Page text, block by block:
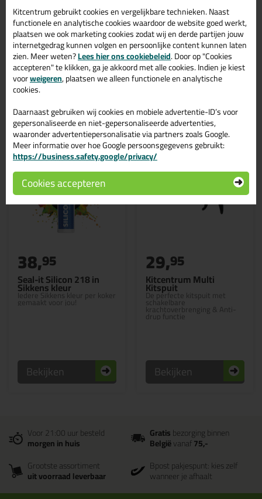
morgen in huis.
Wil je meer weten over de toepassing en kenmerken van dit
product?Lees alles over dit product >
Gerelateerde producten
Seal-it Silicon 218 in
Sikkens kleur
Iedere Sikkens kleur per koker
gemaakt voor jou!
38,95
Bekijken
Kitcentrum Multi
Kitspuit
De perfecte kitspuit met
schakelbare
krachtoverbrenging & Anti-
drup functie
29,95
Bekijken
Voor 21:00 uur besteld
morgen in huis
Gratisbezorging binnen
Belgiëvanaf75,-
Grootste assortiment
uit voorraad leverbaar
Bpost pakjespunt: kies zelf
wanneer je afhaalt
Kitcentrum gebruikt cookies en vergelijkbare technieken. Naast
functionele en analytische cookies waardoor de website goed werkt,
plaatsen we ook marketing cookies zodat wij en derde partijen jouw
internetgedrag kunnen volgen en persoonlijke content kunnen laten
zien. Meer weten?Lees hier ons cookiebeleid. Door op "Cookies
accepteren" te klikken, ga je akkoord met alle cookies. Indien je kiest
voorweigeren, plaatsen we alleen functionele en analytische
cookies.
Daarnaast gebruiken wij cookies en mobiele advertentie-ID’s voor
gepersonaliseerde en niet-gepersonaliseerde advertenties,
waaronder advertentiepersonalisatie via partners zoals Google.
Meer informatie over hoe Google persoonsgegevens gebruikt:
https://business.safety.google/privacy/
Cookies accepteren